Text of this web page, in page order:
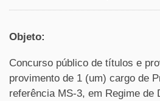
Objeto:
Concurso público de títulos e
provimento de 1 (um) cargo de
referência MS-3, em Regime de